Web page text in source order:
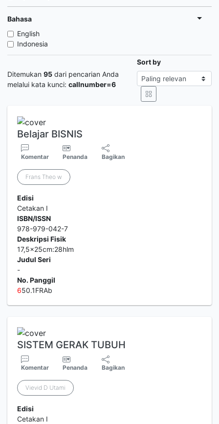
Bahasa
English
Indonesia
Ditemukan 95 dari pencarian Anda
melalui kata kunci: callnumber=6
Sort by
Belajar BISNIS
Komentar Penanda Bagikan
Frans Theo w
Edisi
Cetakan I
ISBN/ISSN
978-979-042-7
Deskripsi Fisik
17,5x25cm:28hlm
Judul Seri
-
No. Panggil
650.1FRAb
SISTEM GERAK TUBUH
Komentar Penanda Bagikan
Vievid D Utami
Edisi
Cetakan I